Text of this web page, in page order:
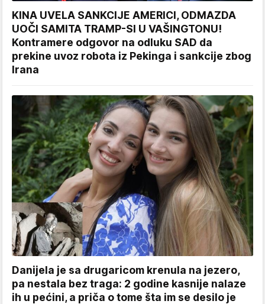
KINA UVELA SANKCIJE AMERICI, ODMAZDA
UOČI SAMITA TRAMP-SI U VAŠINGTONU!
Kontramere odgovor na odluku SAD da
prekine uvoz robota iz Pekinga i sankcije zbog
Irana
Danijela je sa drugaricom krenula na jezero,
pa nestala bez traga: 2 godine kasnije nalaze
ih u pećini, a priča o tome šta im se desilo je